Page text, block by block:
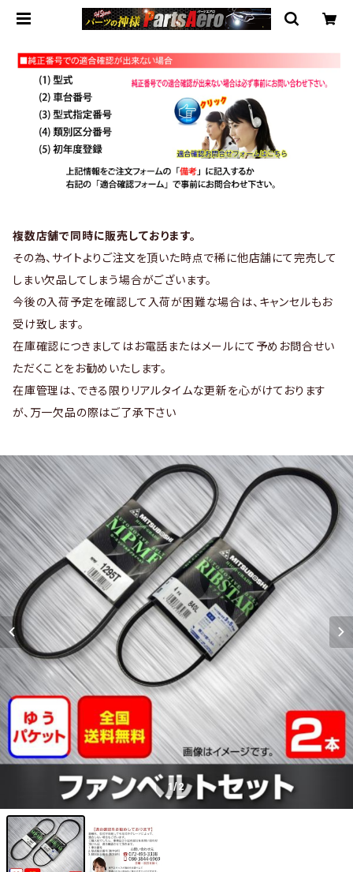
複数店舗で同時に販売しております。
その為、サイトよりご注文を頂いた時点で稀に他店舗にて完売して
しまい欠品してしまう場合がございます。
今後の入荷予定を確認して入荷が困難な場合は、キャンセルもお
受け致します。
在庫確認につきましてはお電話またはメールにて予めお問合せい
ただくことをお勧めいたします。
在庫管理は、できる限りリアルタイムな更新を心がけております
が、万一欠品の際はご了承下さい
1/2